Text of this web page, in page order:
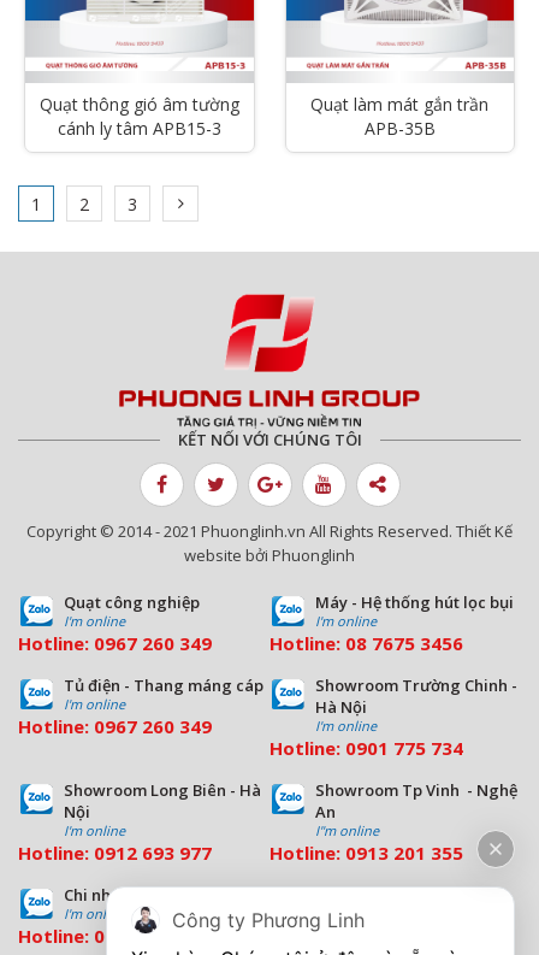
Quạt thông gió âm tường
cánh ly tâm APB15-3
Quạt làm mát gắn trần
APB-35B
1 2 3
KẾT NỐI VỚI CHÚNG TÔI
Copyright © 2014 - 2021 Phuonglinh.vn All Rights Reserved. Thiết Kế
website bởi Phuonglinh
Quạt công nghiệp
I'm online
Hotline: 0967 260 349
Máy - Hệ thống hút lọc bụi
I'm online
Hotline: 08 7675 3456
Tủ điện - Thang máng cáp
I'm online
Hotline: 0967 260 349
Showroom Trường Chinh -
Hà Nội
I'm online
Hotline: 0901 775 734
Showroom Long Biên - Hà
Nội
I'm online
Hotline: 0912 693 977
Showroom Tp Vinh - Nghệ
An
I''m online
Hotline: 0913 201 355
Chi nhánh Đà Nẵng
I'm online
Hotline: 0963 544 563
I'm online
Hotline:
Công ty Phương Linh